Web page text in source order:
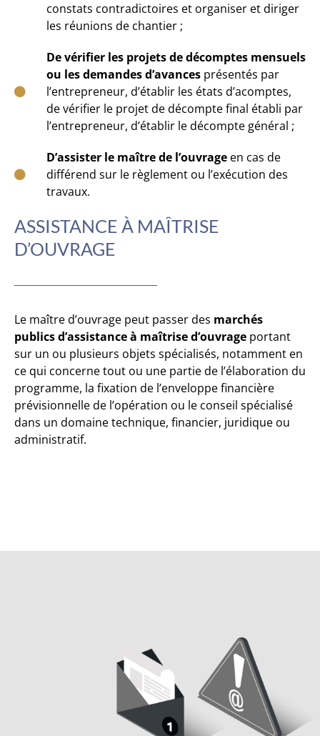
constats contradictoires et organiser et diriger
les réunions de chantier ;
De vérifier les projets de décomptes mensuels
ou les demandes d’avances présentés par
l’entrepreneur, d’établir les états d’acomptes,
de vérifier le projet de décompte final établi par
l’entrepreneur, d’établir le décompte général ;
D’assister le maître de l’ouvrage en cas de
différend sur le règlement ou l’exécution des
travaux.
ASSISTANCE À MAÎTRISE
D’OUVRAGE
Le maître d’ouvrage peut passer des marchés
publics d’assistance à maîtrise d’ouvrage portant
sur un ou plusieurs objets spécialisés, notamment en
ce qui concerne tout ou une partie de l’élaboration du
programme, la fixation de l’enveloppe financière
prévisionnelle de l’opération ou le conseil spécialisé
dans un domaine technique, financier, juridique ou
administratif.